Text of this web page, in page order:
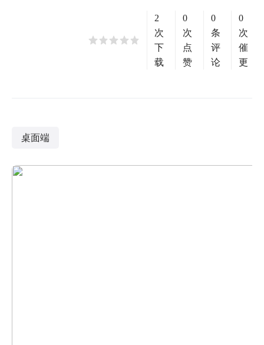
2
次
下
载
0
次
点
赞
0
条
评
论
0
次
催
更
桌面端